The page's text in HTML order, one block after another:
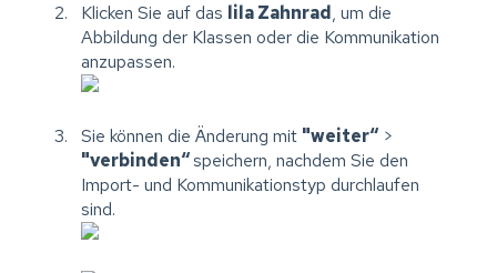
Klicken Sie auf das lila Zahnrad, um die
Abbildung der Klassen oder die Kommunikation
anzupassen.
Sie können die Änderung mit "weiter“ >
"verbinden“speichern, nachdem Sie den
Import- und Kommunikationstyp durchlaufen
sind.